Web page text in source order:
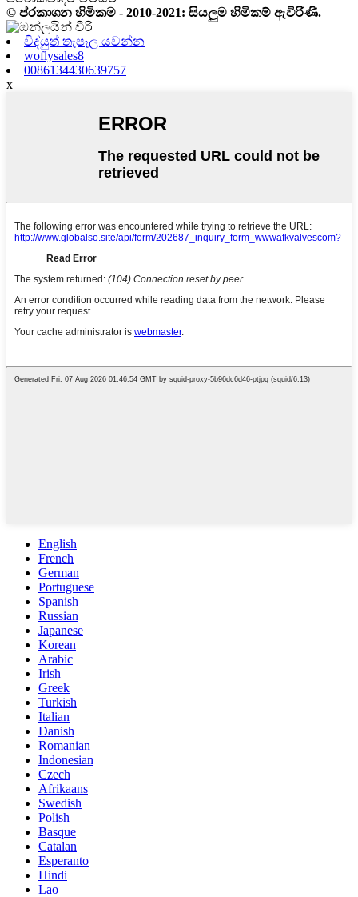
© ප්රකාශන හිමිකම - 2010-2021: සියලුම හිමිකම් ඇවිරිණි.
විද්යුත් තැපෑල යවන්න
woflysales8
0086134430639757
x
English
French
German
Portuguese
Spanish
Russian
Japanese
Korean
Arabic
Irish
Greek
Turkish
Italian
Danish
Romanian
Indonesian
Czech
Afrikaans
Swedish
Polish
Basque
Catalan
Esperanto
Hindi
Lao